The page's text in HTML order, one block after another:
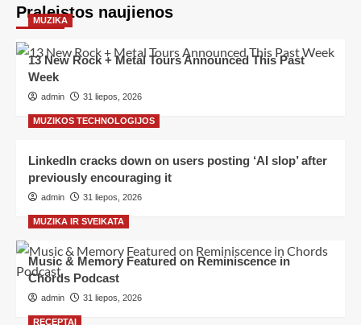
Praleistos naujienos
MUZIKA
13 New Rock + Metal Tours Announced This Past
Week
admin 31 liepos, 2026
MUZIKOS TECHNOLOGIJOS
LinkedIn cracks down on users posting ‘AI slop’ after
previously encouraging it
admin 31 liepos, 2026
MUZIKA IR SVEIKATA
Music & Memory Featured on Reminiscence in
Chords Podcast
admin 31 liepos, 2026
RECEPTAI